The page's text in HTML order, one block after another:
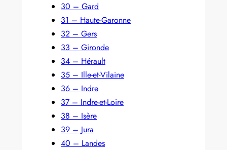
30 – Gard
31 – Haute-Garonne
32 – Gers
33 – Gironde
34 – Hérault
35 – Ille-et-Vilaine
36 – Indre
37 – Indre-et-Loire
38 – Isère
39 – Jura
40 – Landes